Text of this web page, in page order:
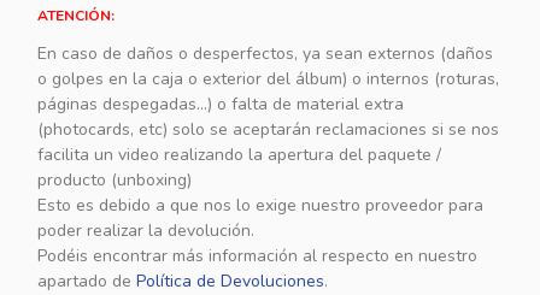
ATENCIÓN:
En caso de daños o desperfectos, ya sean externos (daños
o golpes en la caja o exterior del álbum) o internos (roturas,
páginas despegadas...) o falta de material extra
(photocards, etc) solo se aceptarán reclamaciones si se nos
facilita un video realizando la apertura del paquete /
producto (unboxing)
Esto es debido a que nos lo exige nuestro proveedor para
poder realizar la devolución.
Podéis encontrar más información al respecto en nuestro
apartado de Política de Devoluciones.